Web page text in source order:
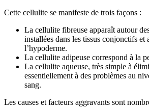
Cette cellulite se manifeste de trois façons :
La cellulite fibreuse apparaît autour
installées dans les tissus conjonctifs et
l’hypoderme.
La cellulite adipeuse correspond à la
La cellulite aqueuse, très simple à
essentiellement à des problèmes au
sang.
Les causes et facteurs aggravants sont